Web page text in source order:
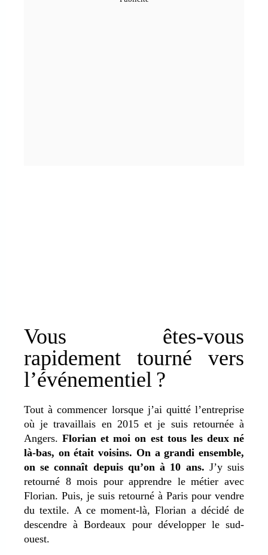
Vous êtes-vous
rapidement tourné vers
l’événementiel ?
Tout à commencer lorsque j’ai quitté l’entreprise
où je travaillais en 2015 et je suis retournée à
Angers.Florian et moi on est tous les deux né
là-bas, on était voisins. On a grandi ensemble,
on se connaît depuis qu’on à 10 ans. J’y suis
retourné 8 mois pour apprendre le métier avec
Florian. Puis, je suis retourné à Paris pour vendre
du textile. A ce moment-là, Florian a décidé de
descendre à Bordeaux pour développer le sud-
ouest.